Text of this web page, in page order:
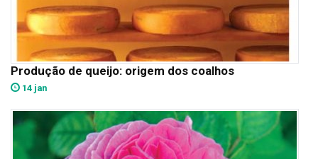
Produção de queijo: origem dos coalhos
14 jan